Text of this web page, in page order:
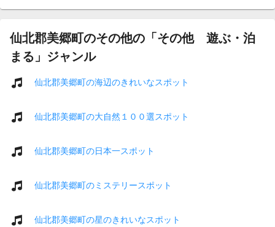
仙北郡美郷町のその他の「その他 遊ぶ・泊
まる」ジャンル
仙北郡美郷町の海辺のきれいなスポット
仙北郡美郷町の大自然１００選スポット
仙北郡美郷町の日本一スポット
仙北郡美郷町のミステリースポット
仙北郡美郷町の星のきれいなスポット